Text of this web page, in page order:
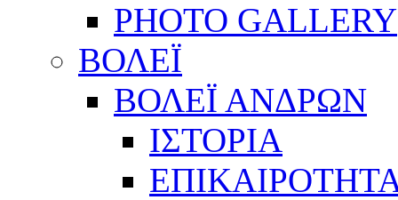
PHOTO GALLERY
ΒΟΛΕΪ
ΒΟΛΕΪ ΑΝΔΡΩΝ
ΙΣΤΟΡΙΑ